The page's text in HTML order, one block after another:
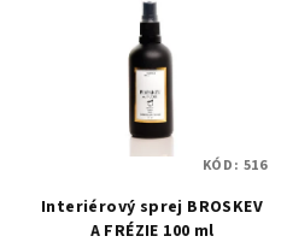
Interiérový sprej BROSKEV
A FRÉZIE 100 ml
KÓD: 516